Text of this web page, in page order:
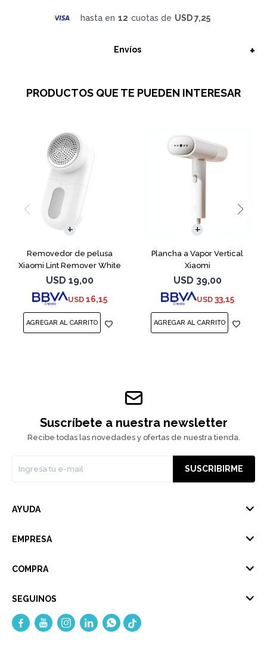
hasta en 12 cuotas de USD 7,25
Envíos
PRODUCTOS QUE TE PUEDEN INTERESAR
Removedor de pelusa
Xiaomi Lint Remover White
Quitapelusa
USD 19,00
USD 16,15
Plancha a Vapor Vertical
Xiaomi
USD 39,00
USD 33,15
Suscríbete a nuestra newsletter
Recibe todas las novedades y ofertas de nuestra tienda.
SUSCRIBIRME
AYUDA
EMPRESA
COMPRA
SEGUINOS
    